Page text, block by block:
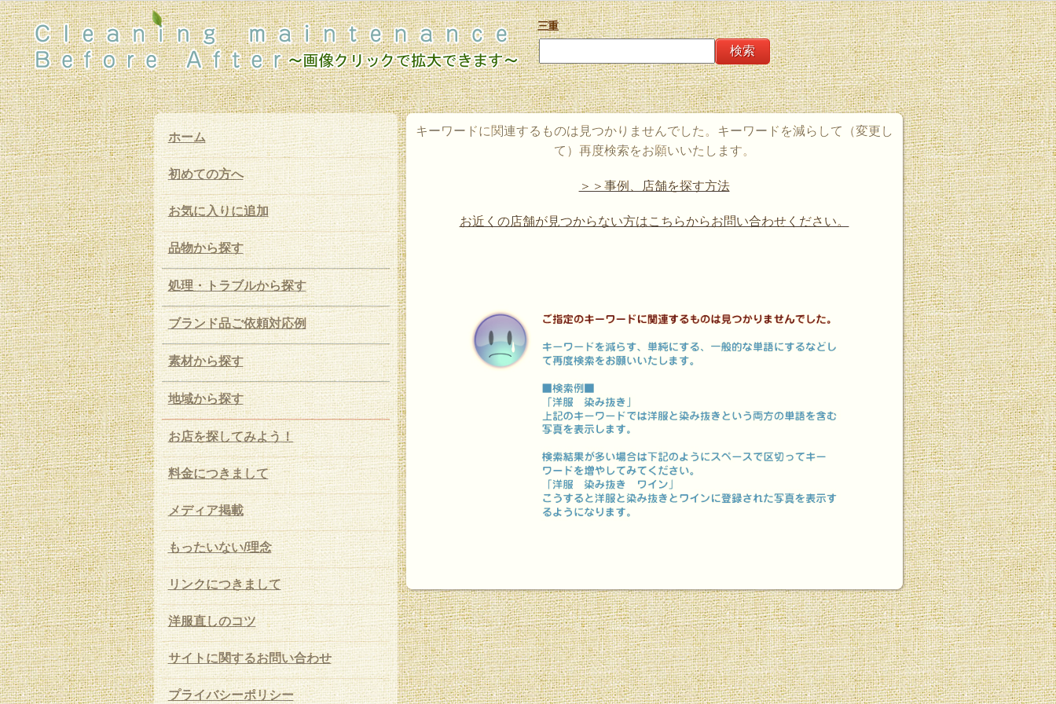
三重
ホーム
初めての方へ
お気に入りに追加
品物から探す
処理・トラブルから探す
ブランド品ご依頼対応例
素材から探す
地域から探す
お店を探してみよう！
料金につきまして
メディア掲載
もったいない/理念
リンクにつきまして
洋服直しのコツ
サイトに関するお問い合わせ
プライバシーポリシー
キーワードに関連するものは見つかりませんでした。キーワードを減らして（変更し
て）再度検索をお願いいたします。
＞＞事例、店舗を探す方法
お近くの店舗が見つからない方はこちらからお問い合わせください。